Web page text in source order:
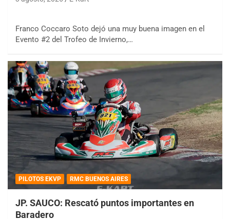
Franco Coccaro Soto dejó una muy buena imagen en el
Evento #2 del Trofeo de Invierno,…
PILOTOS EKVP RMC BUENOS AIRES
JP. SAUCO: Rescató puntos importantes en
Baradero